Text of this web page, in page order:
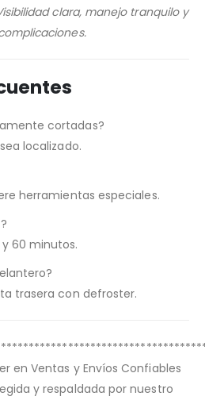
clara, manejo tranquilo y
cortadas?
localizado.
herramientas especiales.
60 minutos.
trasera con defroster.
en Ventas y Envíos Confiables
y respaldada por nuestro